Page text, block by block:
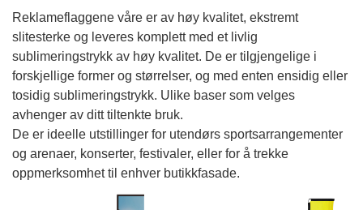
Reklameflaggene våre er av høy kvalitet, ekstremt
slitesterke og leveres komplett med et livlig
sublimeringstrykk av høy kvalitet. De er tilgjengelige i
forskjellige former og størrelser, og med enten ensidig eller
tosidig sublimeringstrykk. Ulike baser som velges
avhenger av ditt tiltenkte bruk.
De er ideelle utstillinger for utendørs sportsarrangementer
og arenaer, konserter, festivaler, eller for å trekke
oppmerksomhet til enhver butikkfasade.